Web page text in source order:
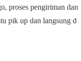
proses pengiriman dan
pik up dan langsung d